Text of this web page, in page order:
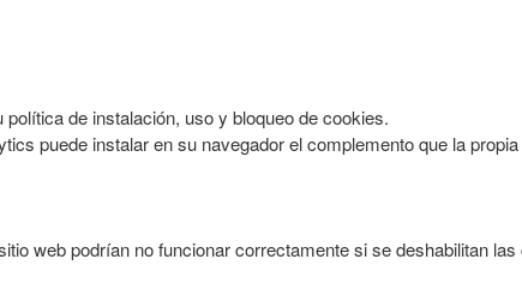
de instalación, uso y bloqueo de cookies.
puede instalar en su navegador el complemento que la
web podrían no funcionar correctamente si se deshabilitan las